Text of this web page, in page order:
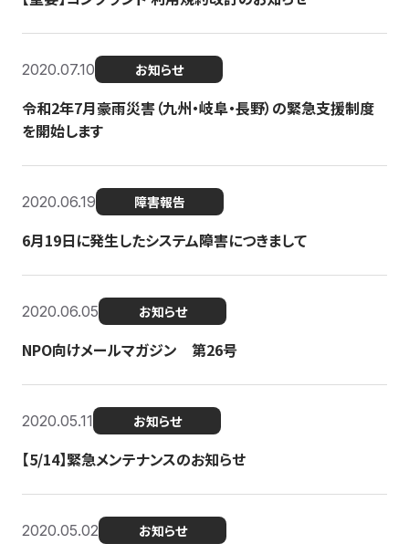
2020.07.10 お知らせ
令和2年7月豪雨災害（九州・岐阜・長野）の緊急支援制度
を開始します
2020.06.19 障害報告
6月19日に発生したシステム障害につきまして
2020.06.05 お知らせ
NPO向けメールマガジン 第26号
2020.05.11 お知らせ
【5/14】緊急メンテナンスのお知らせ
2020.05.02 お知らせ